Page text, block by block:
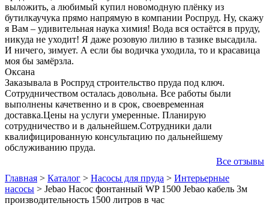
выложить, а любимый купил новомодную плёнку из
бутилкаучука прямо напрямую в компании Роспруд. Ну, скажу
я Вам – удивительная наука химия! Вода вся остаётся в пруду,
никуда не уходит! Я даже розовую лилию в тазике высадила.
И ничего, зимует. А если бы водичка уходила, то и красавица
моя бы замёрзла.
Оксана
Заказывала в Роспруд строительство пруда под ключ.
Сотрудничеством осталась довольна. Все работы были
выполнены качетвенно и в срок, своевременная
доставка.Цены на услуги умеренные. Планирую
сотрудничество и в дальнейшем.Сотрудники дали
квалифицированную консультацию по дальнейшему
обслуживанию пруда.
Все отзывы
Главная > Каталог > Насосы для пруда > Интерьерные
насосы > Jebao Насос фонтанный WP 1500 Jebao кабель 3м
производительность 1500 литров в час